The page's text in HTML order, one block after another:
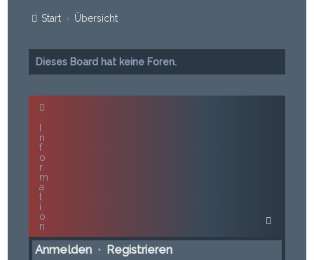
Start Übersicht
Dieses Board hat keine Foren.
n
f
o
r
m
a
t
i
o
n
Anmelden • Registrieren